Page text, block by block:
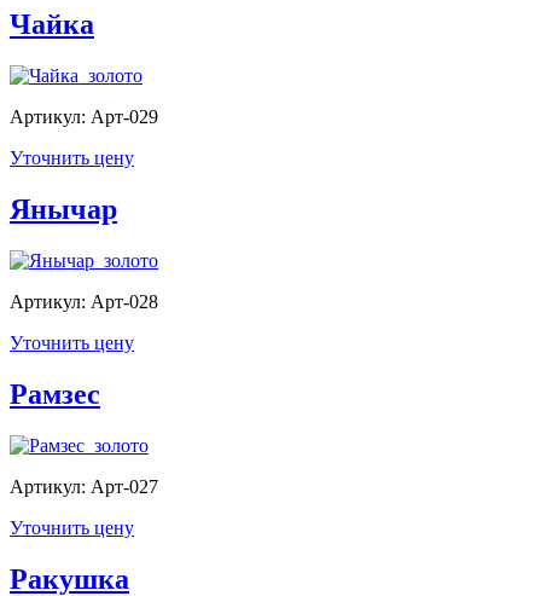
Чайка
Артикул: Арт-029
Уточнить цену
Янычар
Артикул: Арт-028
Уточнить цену
Рамзес
Артикул: Арт-027
Уточнить цену
Ракушка